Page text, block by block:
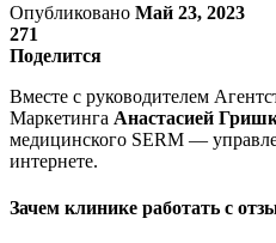
Опубликовано Май 23, 2023
271
Поделится
Вместе с руководителем
Маркетинга Анастасией
медицинского SERM —
интернете.
Зачем клинике работать с